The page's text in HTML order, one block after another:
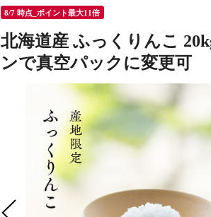
8/7 時点_ポイント最大11倍
北海道産 ふっくりんこ
ンで真空パックに変更可